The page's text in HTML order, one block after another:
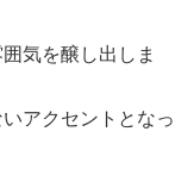
気を醸し出しま
アクセントとなっ